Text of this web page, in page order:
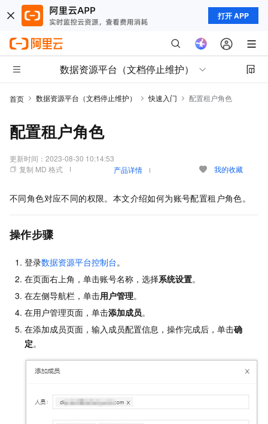
打开 APP
数据资源平台（文档停止维护）
首页 数据资源平台（文档停止维护） 快速入门 配置租户角色
配置租户角色
更新时间： 2023-08-30 10:14:53
复制 MD 格式
产品详情 我的收藏
不同角色对应不同的权限。本文介绍如何为账号配置租户角色。
操作步骤
登录数据资源平台控制台。
在页面右上角，单击账号名称，选择系统设置。
在左侧导航栏，单击用户管理。
在用户管理页面，单击添加成员。
在添加成员页面，输入成员配置信息，操作完成后，单击确
定。